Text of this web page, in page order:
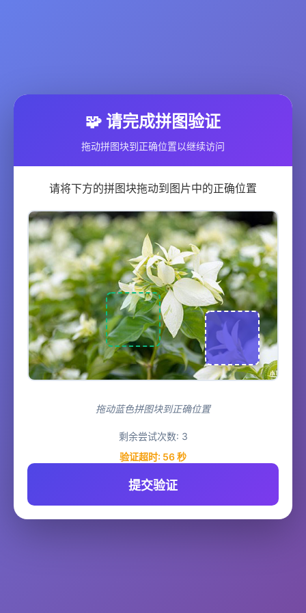
🧩 请完成拼图验证
拖动拼图块到正确位置以继续访问
请将下方的拼图块拖动到图片中的正确位置
拖动蓝色拼图块到正确位置
剩余尝试次数: 3
验证超时: 56秒
提交验证